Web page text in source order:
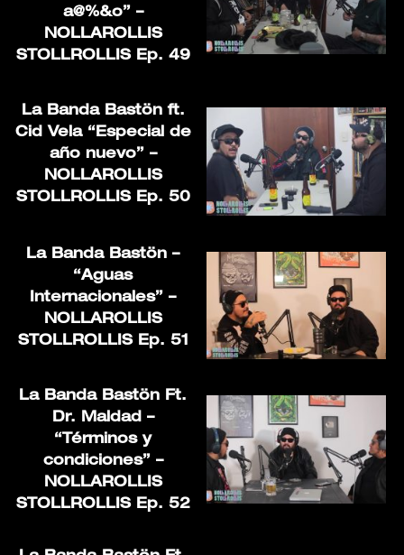
a@%&o” –
NOLLAROLLIS
STOLLROLLIS Ep. 49
La Banda Bastön ft.
Cid Vela “Especial de
año nuevo” –
NOLLAROLLIS
STOLLROLLIS Ep. 50
La Banda Bastön –
“Aguas
Internacionales” –
NOLLAROLLIS
STOLLROLLIS Ep. 51
La Banda Bastön Ft.
Dr. Maldad –
“Términos y
condiciones” –
NOLLAROLLIS
STOLLROLLIS Ep. 52